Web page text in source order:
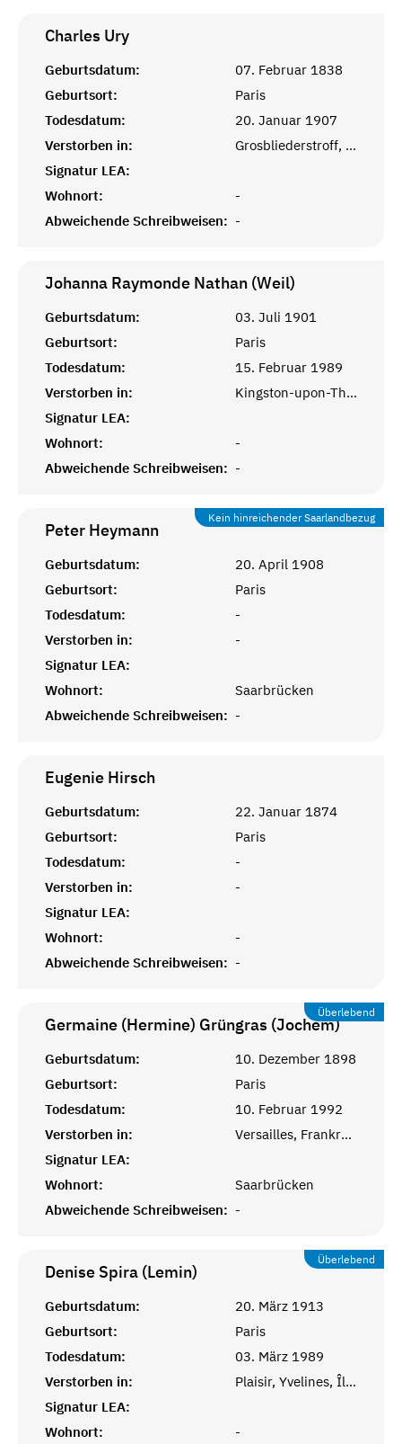
Charles Ury
Geburtsdatum:
07. Februar 1838
Geburtsort:
Paris
Todesdatum:
20. Januar 1907
Verstorben in:
Grosbliederstroff, Lothringen
Signatur LEA:
Wohnort:
-
Abweichende Schreibweisen: -
Johanna Raymonde Nathan (Weil)
Geburtsdatum:
03. Juli 1901
Geburtsort:
Paris
Todesdatum:
15. Februar 1989
Verstorben in:
Kingston-upon-Thames, England
Signatur LEA:
Wohnort:
-
Abweichende Schreibweisen: -
Kein hinreichender Saarlandbezug
Peter Heymann
Geburtsdatum:
20. April 1908
Geburtsort:
Paris
Todesdatum:
-
Verstorben in:
-
Signatur LEA:
Wohnort:
Saarbrücken
Abweichende Schreibweisen: -
Eugenie Hirsch
Geburtsdatum:
22. Januar 1874
Geburtsort:
Paris
Todesdatum:
-
Verstorben in:
-
Signatur LEA:
Wohnort:
-
Abweichende Schreibweisen: -
Überlebend
Germaine (Hermine) Grüngras (Jochem)
Geburtsdatum:
10. Dezember 1898
Geburtsort:
Paris
Todesdatum:
10. Februar 1992
Verstorben in:
Versailles, Frankreich
Signatur LEA:
Wohnort:
Saarbrücken
Abweichende Schreibweisen: -
Überlebend
Denise Spira (Lemin)
Geburtsdatum:
20. März 1913
Geburtsort:
Paris
Todesdatum:
03. März 1989
Verstorben in:
Plaisir, Yvelines, Île-de-France
Signatur LEA:
Wohnort:
-